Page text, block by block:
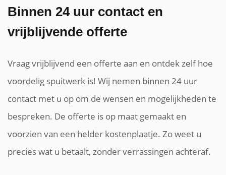
Binnen 24 uur contact en
vrijblijvende offerte
Vraag vrijblijvend een offerte aan en ontdek zelf hoe
voordelig spuitwerk is! Wij nemen binnen 24 uur
contact met u op om de wensen en mogelijkheden te
bespreken. De offerte is op maat gemaakt en
voorzien van een helder kostenplaatje. Zo weet u
precies wat u betaalt, zonder verrassingen achteraf.